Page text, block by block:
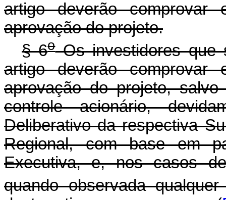
artigo deverão comprovar
aprovação do projeto.
§ 6oOs investidores que
artigo deverão comprovar
aprovação do projeto,
controle acionário,
Deliberativo da respectiva
Regional, com base em
Executiva, e, nos casos
quando observada